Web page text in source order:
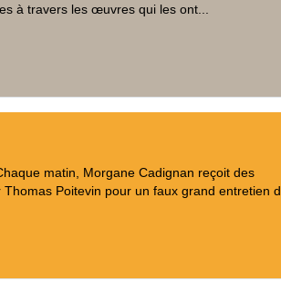
à travers les œuvres qui les ont...
matin, Morgane Cadignan reçoit des
Poitevin pour un faux grand entretien